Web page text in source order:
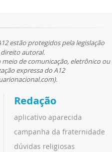
estão protegidos pela legislação
autoral.
de comunicação, eletrônico ou
expressa do A12
Redação
aplicativo aparecida
campanha da fraternidade
dúvidas religiosas